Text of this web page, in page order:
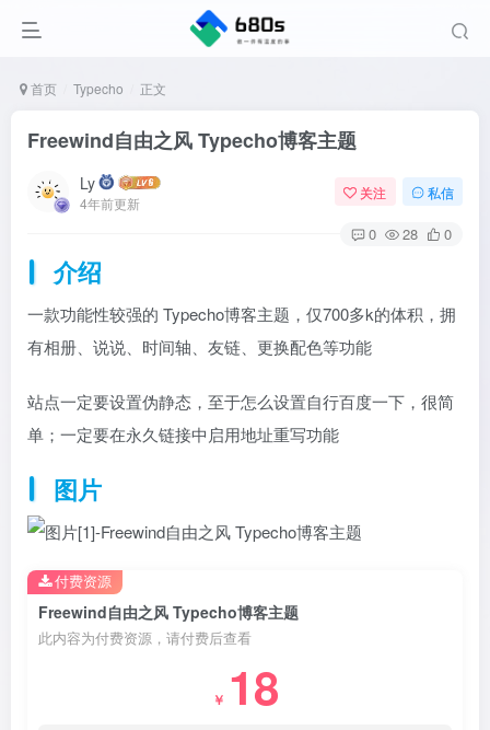
首页 Typecho 正文
Freewind自由之风 Typecho博客主题
Ly
4年前更新
关注 私信
0 28 0
介绍
一款功能性较强的 Typecho博客主题，仅700多k的体积，拥
有相册、说说、时间轴、友链、更换配色等功能
站点一定要设置伪静态，至于怎么设置自行百度一下，很简
单；一定要在永久链接中启用地址重写功能
图片
Freewind自由之风 Typecho博客主题
此内容为付费资源，请付费后查看
￥ 18
付费资源